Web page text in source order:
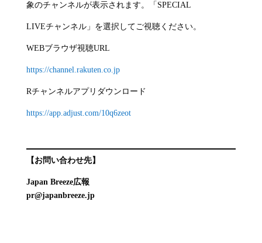
象のチャンネルが表示されます。「SPECIAL
LIVEチャンネル」を選択してご視聴ください。
WEBブラウザ視聴URL
https://channel.rakuten.co.jp
Rチャンネルアプリダウンロード
https://app.adjust.com/10q6zeot
【お問い合わせ先】
Japan Breeze広報
pr@japanbreeze.jp